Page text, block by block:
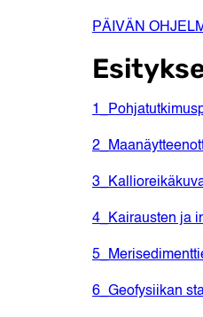
PÄIVÄN
4_Kairausten ja
6_Geofysiikan